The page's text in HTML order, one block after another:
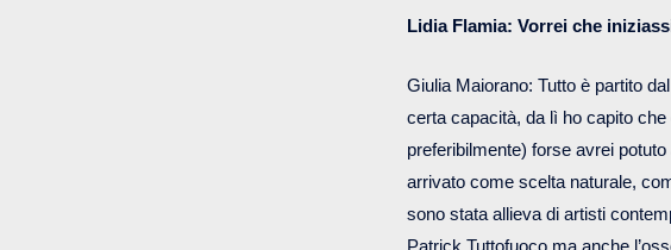
Lidia Flamia: Vorrei che
Giulia Maiorano: Tutto è partito
certa capacità, da lì ho capito
preferibilmente) forse avrei
arrivato come scelta naturale,
sono stata allieva di artisti
Patrick Tuttofuoco ma anche